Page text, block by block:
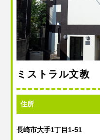
ミストラル文教
住所
長崎市大手1丁目1-51